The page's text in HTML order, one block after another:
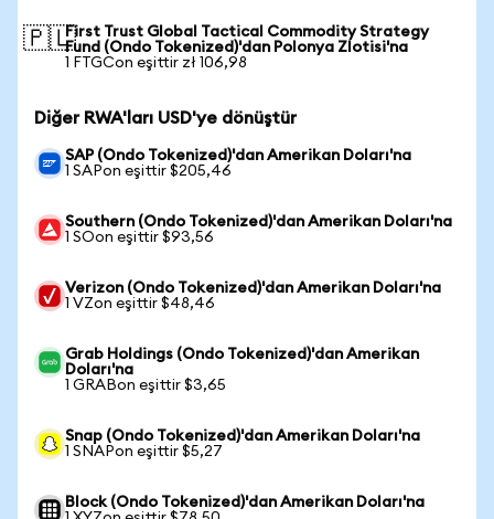
🇵🇱First Trust Global Tactical Commodity Strategy
Fund (Ondo Tokenized)'dan Polonya Zlotisi'na
1 FTGCon eşittir zł 106,98
Diğer RWA'ları USD'ye dönüştür
SAP (Ondo Tokenized)'dan Amerikan Doları'na
1 SAPon eşittir $205,46
Southern (Ondo Tokenized)'dan Amerikan Doları'na
1 SOon eşittir $93,56
Verizon (Ondo Tokenized)'dan Amerikan Doları'na
1 VZon eşittir $48,46
Grab Holdings (Ondo Tokenized)'dan Amerikan
Doları'na
1 GRABon eşittir $3,65
Snap (Ondo Tokenized)'dan Amerikan Doları'na
1 SNAPon eşittir $5,27
Block (Ondo Tokenized)'dan Amerikan Doları'na